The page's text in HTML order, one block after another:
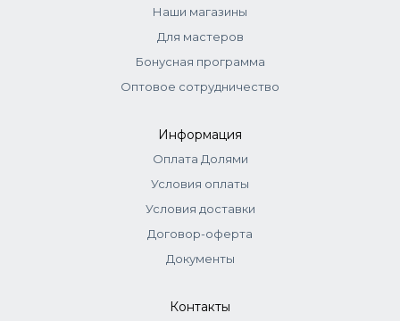
Наши магазины
Для мастеров
Бонусная программа
Оптовое сотрудничество
Информация
Оплата Долями
Условия оплаты
Условия доставки
Договор-оферта
Документы
Контакты